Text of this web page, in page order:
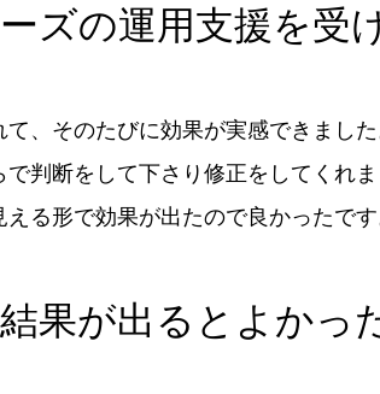
ズの運用支援を受
、そのたびに効果が実感できました
判断をして下さり修正をしてくれま
る形で効果が出たので良かったです
果が出るとよかっ